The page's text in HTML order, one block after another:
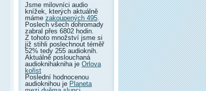
Jsme milovníci audio
knížek, kterých aktuálně
máme zakoupených 495
Poslech všech dohromady
zabral přes 6802 hodin.
Z tohoto množství jsme si
již stihli poslechnout téměř
52% tedy 255 audioknih.
Aktuálně poslouchaná
audioknihakniha je Orlova
kořist
Poslední hodnocenou
audioknihou je Planeta